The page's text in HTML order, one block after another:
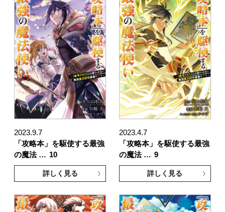
2023.9.7
「攻略本」を駆使する最強
の魔法 … 10
詳しく見る
2023.4.7
「攻略本」を駆使する最強
の魔法 … 9
詳しく見る